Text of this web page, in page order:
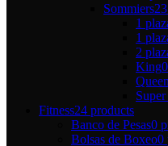
Sommiers
1
1
2
King
Queen
Fitness24 products
Banco de Pesas0
Bolsas de Boxeo0